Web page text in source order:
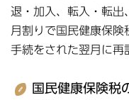
退・加入、転入・転出
月割りで国民健康保
手続をされた翌月に再
国民健康保険税